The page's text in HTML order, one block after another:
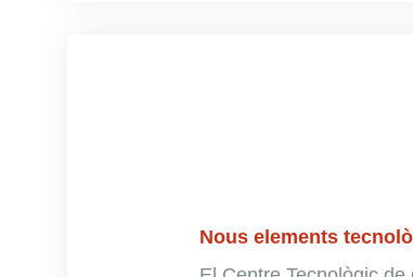
Nous elements